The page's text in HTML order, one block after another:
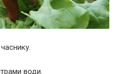
води.